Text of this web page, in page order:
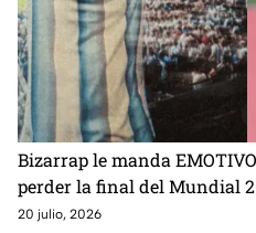
Bizarrap le manda
perder la final del Mundial
20 julio, 2026